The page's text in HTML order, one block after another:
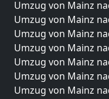
Umzug von Mainz
Umzug von Mainz
Umzug von Mainz
Umzug von Mainz
Umzug von Mainz
Umzug von Mainz
Umzug von Mainz